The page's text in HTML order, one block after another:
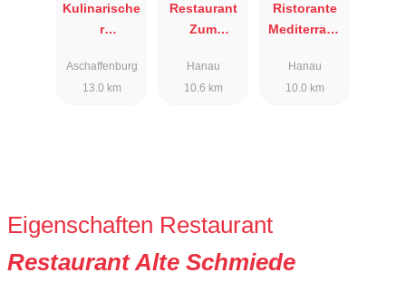
Kulinarische
r
Aschaffenburg
13.0 km
Restaurant
Zum
Hanau
10.6 km
Ristorante
Mediterrane
Hanau
10.0 km
Eigenschaften Restaurant
Restaurant Alte Schmiede